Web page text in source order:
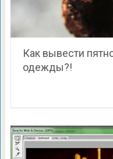
Как вывести
одежды?!